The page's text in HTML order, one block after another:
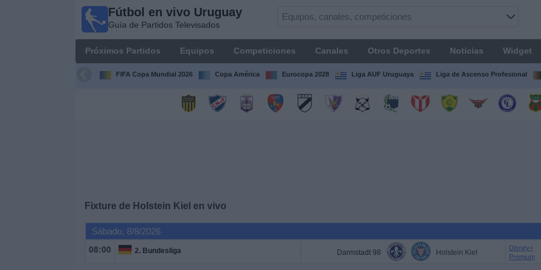
Fútbol en vivo Uruguay
Guía de Partidos Televisados
Próximos Partidos Equipos Competiciones Canales Otros Deportes Noticias Widget
FIFA Copa Mundial 2026 Copa América Eurocopa 2028 Liga AUF Uruguaya Liga de Ascenso Profesional
Fixture de Holstein Kiel en vivo
Sábado, 8/8/2026
08:00 2. Bundesliga Darmstadt 98 Holstein Kiel
Disney+
Premium
Uruguay